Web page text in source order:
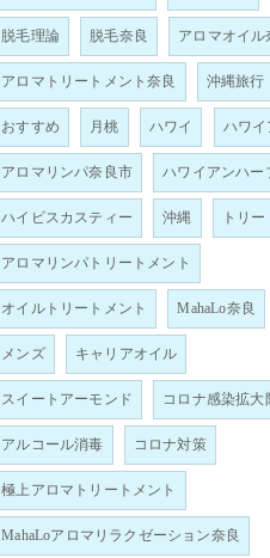
脱毛理論 脱毛奈良 アロマオイル
アロマトリートメント奈良 沖縄旅行
おすすめ 月桃 ハワイ ハワイ
アロマリンパ奈良市 ハワイアンハー
ハイビスカスティー 沖縄 トリ
アロマリンパトリートメント
オイルトリートメント MahaLo奈良
メンズ キャリアオイル
スイートアーモンド コロナ感染拡大
アルコール消毒 コロナ対策
極上アロマトリートメント
MahaLoアロマリラクゼーション奈良